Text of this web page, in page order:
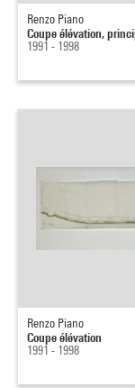
Renzo Piano
Coupe élévation,
1991 - 1998
Renzo Piano
Coupe élévation
1991 - 1998